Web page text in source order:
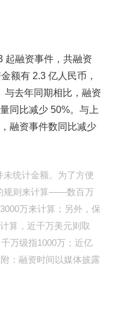
起融资事件，共融资
额有 2.3 亿人民币，
与去年同期相比，融资
同比减少 50%。与上
融资事件数同比减少
未统计金额。为了方便
规则来计算——数百万
万来计算；另外，保
算，近千万美元则取
万级指1000万；近亿
：融资时间以媒体披露